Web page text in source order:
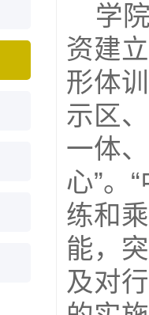
学
资建
形体
示区
一体
心”。
练和
能，
及对